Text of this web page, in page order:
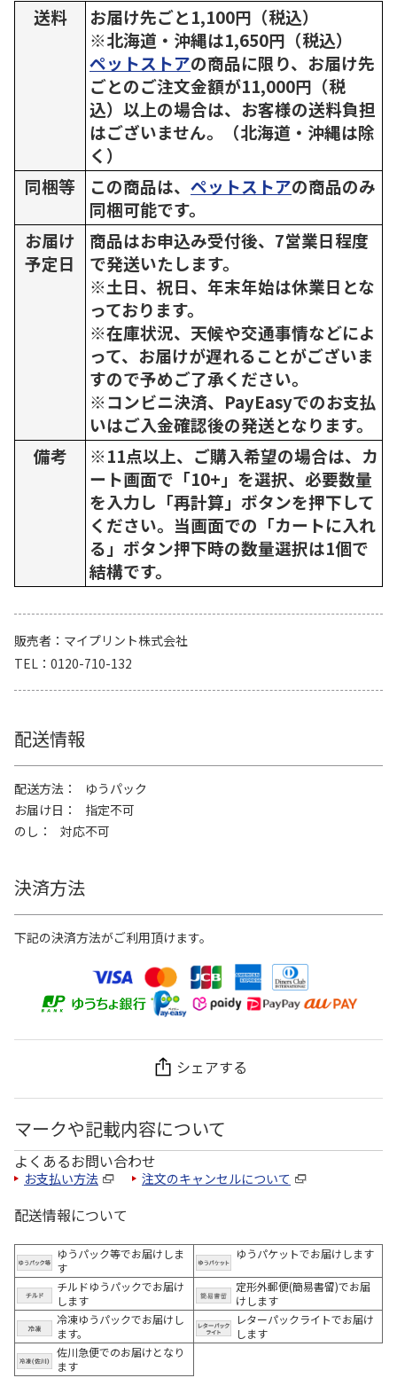
送料
お届け先ごと1,100円（税込）
※北海道・沖縄は1,650円（税込）
ペットストアの商品に限り、お届け先
ごとのご注文金額が11,000円（税
込）以上の場合は、お客様の送料負担
はございません。（北海道・沖縄は除
く）
同梱等
この商品は、 ペットストアの商品のみ
同梱可能です。
お届け
予定日
商品はお申込み受付後、7営業日程度
で発送いたします。
※土日、祝日、年末年始は休業日とな
っております。
※在庫状況、天候や交通事情などによ
って、お届けが遅れることがございま
すので予めご了承ください。
※コンビニ決済、PayEasyでのお支払
いはご入金確認後の発送となります。
備考
※11点以上、ご購入希望の場合は、カ
ート画面で「10+」を選択、必要数量
を入力し「再計算」ボタンを押下して
ください。当画面での「カートに入れ
る」ボタン押下時の数量選択は1個で
結構です。
販売者
マイプリント株式会社
TEL
0120-710-132
配送情報
配送方法
ゆうパック
お届け日
指定不可
のし
対応不可
決済方法
下記の決済方法がご利用頂けます。
シェアする
マークや記載内容について
よくあるお問い合わせ
お支払い方法 注文のキャンセルについて
配送情報について
ゆうパック等でお届けしま
す
ゆうパケットでお届けします
チルドゆうパックでお届け
します
定形外郵便(簡易書留)でお届
けします
冷凍ゆうパックでお届けし
ます。
レターパックライトでお届け
します
佐川急便でのお届けとなり
ます